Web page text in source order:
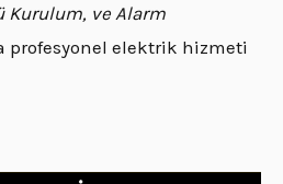
Kurulum, ve Alarm
elektrik hizmeti